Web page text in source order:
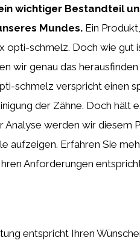
wichtiger Bestandteil
Mundes. Ein
opti-schmelz. Doch wie gut
wir genau das
schmelz verspricht einen
der Zähne. Doch hält
Analyse werden wir diesem
aufzeigen. Erfahren Sie
Anforderungen
entspricht Ihren